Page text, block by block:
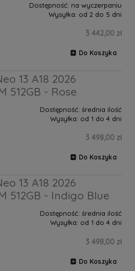
Dostępność: na wyczerpaniu
Wysyłka: od 2 do 5 dni
3 442,00 zł
Do Koszyka
13 A18 2026
512GB - Rose
Dostępność: średnia ilość
Wysyłka: od 1 do 4 dni
3 498,00 zł
Do Koszyka
13 A18 2026
512GB - Indigo Blue
Dostępność: średnia ilość
Wysyłka: od 1 do 4 dni
3 498,00 zł
Do Koszyka